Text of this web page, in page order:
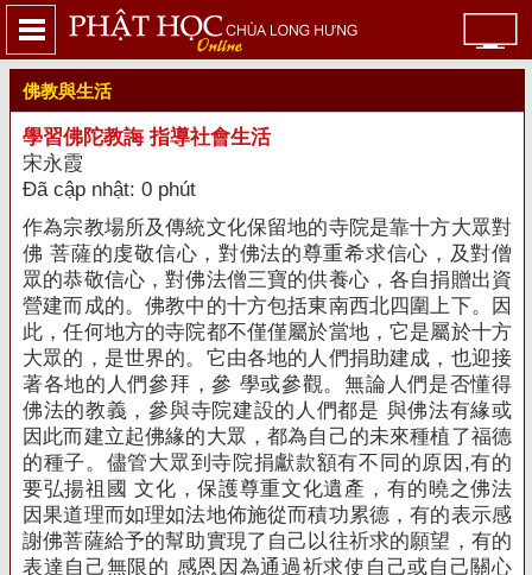
佛教與生活
學習佛陀教誨 指導社會生活
宋永霞
Đã cập nhật: 0 phút
作為宗教場所及傳統文化保留地的寺院是靠十方大眾對
佛 菩薩的虔敬信心，對佛法的尊重希求信心，及對僧
眾的恭敬信心，對佛法僧三寶的供養心，各自捐贈出資
營建而成的。佛教中的十方包括東南西北四圍上下。
因
此，任何地方的寺院都不僅僅屬於當地，它是屬於十方
大眾的，是世界的。 它由各地的人們捐助建成，也迎接
著各地的人們參拜，參 學或參觀。無論人們是否懂得
佛法的教義，參與寺院建設的人們都是 與佛法有緣或
因此而建立起佛緣的大眾，都為自己的未來種植了福德
的種子。 儘管大眾到寺院捐獻款額有不同的原因,有的
要弘揚祖國 文化，保護尊重文化遺產，有的曉之佛法
因果道理而如理如法地佈施從而積功累德，有的表示感
謝佛菩薩給予的幫助實現了自己以往祈求的願望，有的
表達自己無限的 感恩因為通過祈求使自己或自己關心